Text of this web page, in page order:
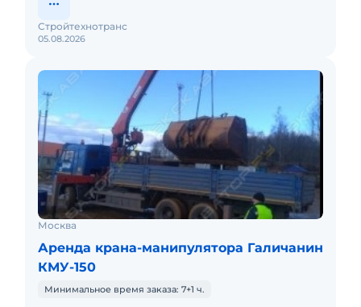
05.08.2026
Стройтехнотранс
Москва
Аренда крана-манипулятора Галичанин
КМУ-150
Минимальное время заказа: 7+1 ч.